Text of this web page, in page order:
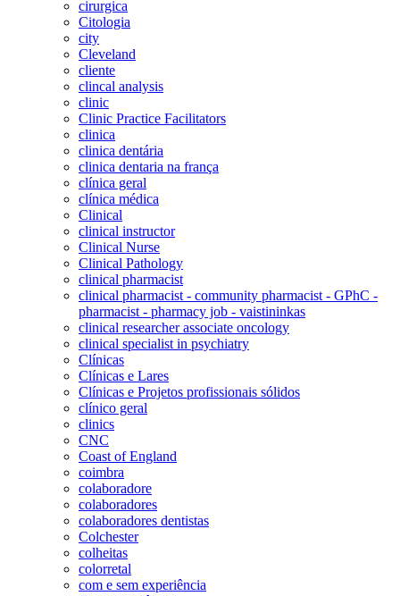
cirurgica
Citologia
city
Cleveland
cliente
clincal analysis
clinic
Clinic Practice Facilitators
clinica
clinica dentária
clinica dentaria na frança
clínica geral
clínica médica
Clinical
clinical instructor
Clinical Nurse
Clinical Pathology
clinical pharmacist
clinical pharmacist - community pharmacist - GPhC -
pharmacist - pharmacy job - vaistininkas
clinical researcher associate oncology
clinical specialist in psychiatry
Clínicas
Clínicas e Lares
Clínicas e Projetos profissionais sólidos
clínico geral
clinics
CNC
Coast of England
coimbra
colaboradore
colaboradores
colaboradores dentistas
Colchester
colheitas
colorretal
com e sem experiência